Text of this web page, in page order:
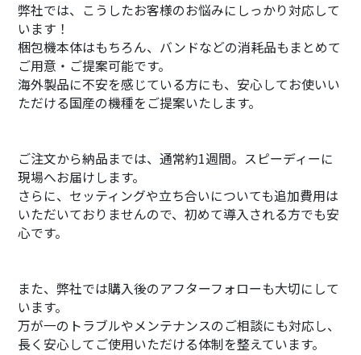
弊社では、こうしたお客様のお悩みにしっかり対応して
います！
梱包機本体はもちろん、バンドなどの消耗品もまとめて
ご用意・ご提案可能です。
海外製品に不安を感じている方にも、安心してお使いい
ただける国産の機種をご提案いたします。
ご注文から納品までは、通常約1週間。スピーディーに
現場へお届けします。
さらに、セッティングや立ち合いについても追加費用は
いただいておりませんので、初めて導入される方でも安
心です。
また、弊社では購入後のアフターフォローも大切にして
います。
万が一のトラブルやメンテナンスのご相談にも対応し、
長く安心してご使用いただける体制を整えています。